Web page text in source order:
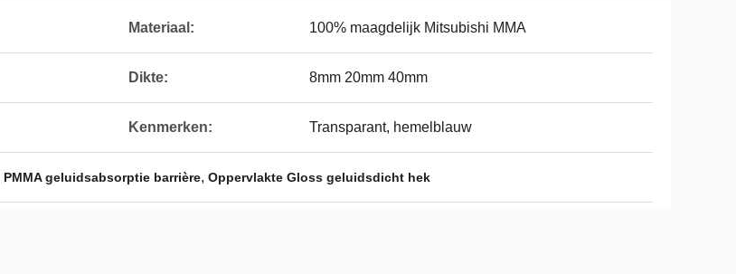
Materiaal: 100% maagdelijk Mitsubishi MMA
Dikte: 8mm 20mm 40mm
Kenmerken: Transparant, hemelblauw
PMMA geluidsabsorptie barrière, Oppervlakte Gloss geluidsdicht hek